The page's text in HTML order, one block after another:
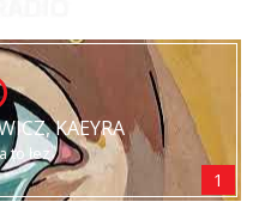
KAEYRA
to łez
1